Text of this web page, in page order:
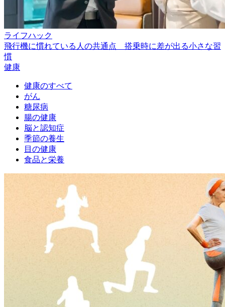
ライフハック
飛行機に慣れている人の共通点 搭乗時に差が出る小さな習
慣
健康
健康のすべて
がん
糖尿病
腸の健康
脳と認知症
季節の養生
目の健康
食品と栄養